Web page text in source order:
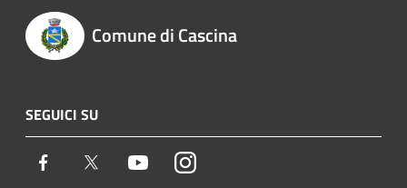
Comune di Cascina
SEGUICI SU
Facebook Twitter YoutubeInstagram